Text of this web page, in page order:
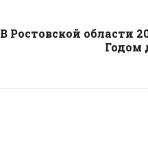
В Ростовской области
Годом